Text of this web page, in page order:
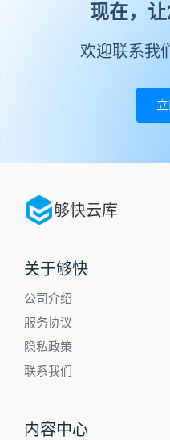
现在，
欢迎联系我
够快云库
关于够快
公司介绍
服务协议
隐私政策
联系我们
内容中心